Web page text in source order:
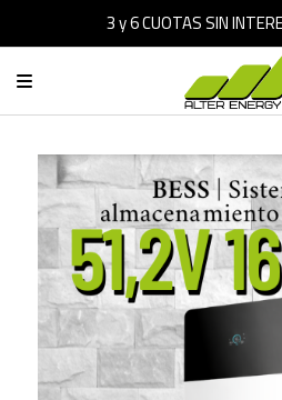
3 y 6 CUOTAS SIN